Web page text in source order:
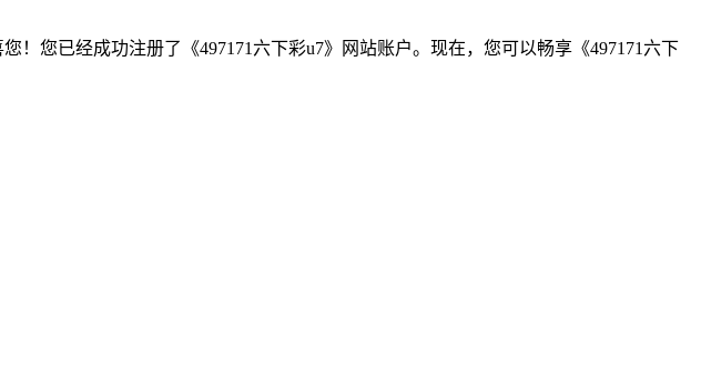
您已经成功注册了《497171六下彩u7》网站账户。现在，您可以畅享《497171六下